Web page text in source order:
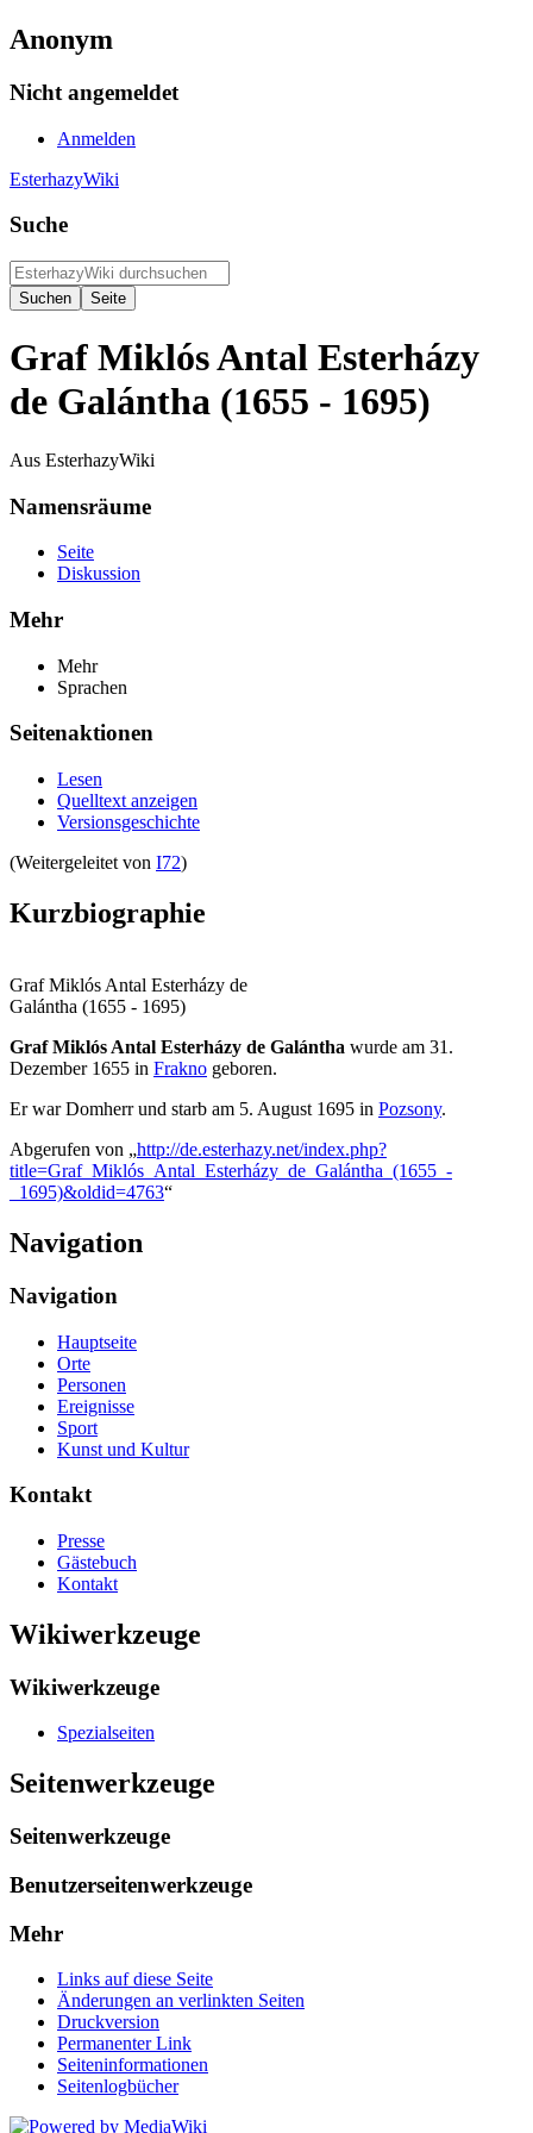
Anonym
Nicht angemeldet
Anmelden
EsterhazyWiki
Suche
Graf Miklós Antal Esterházy
de Galántha (1655 - 1695)
Aus EsterhazyWiki
Namensräume
Seite
Diskussion
Mehr
Mehr
Sprachen
Seitenaktionen
Lesen
Quelltext anzeigen
Versionsgeschichte
(Weitergeleitet von I72)
Kurzbiographie
Graf Miklós Antal Esterházy de
Galántha (1655 - 1695)
Graf Miklós Antal Esterházy de Galántha wurde am 31.
Dezember 1655 in Frakno geboren.
Er war Domherr und starb am 5. August 1695 in Pozsony.
Abgerufen von „http://de.esterhazy.net/index.php?
title=Graf_Miklós_Antal_Esterházy_de_Galántha_(1655_-
_1695)&oldid=4763“
Navigation
Navigation
Hauptseite
Orte
Personen
Ereignisse
Sport
Kunst und Kultur
Kontakt
Presse
Gästebuch
Kontakt
Wikiwerkzeuge
Wikiwerkzeuge
Spezialseiten
Seitenwerkzeuge
Seitenwerkzeuge
Benutzerseitenwerkzeuge
Mehr
Links auf diese Seite
Änderungen an verlinkten Seiten
Druckversion
Permanenter Link
Seiten­informationen
Seitenlogbücher